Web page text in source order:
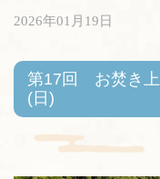
2026年01月19日
第17回 お焚き
(日)